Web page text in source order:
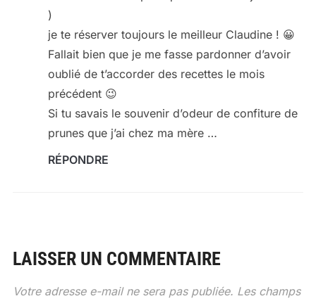
)
je te réserver toujours le meilleur Claudine ! 😀
Fallait bien que je me fasse pardonner d’avoir
oublié de t’accorder des recettes le mois
précédent 😉
Si tu savais le souvenir d’odeur de confiture de
prunes que j’ai chez ma mère …
RÉPONDRE
LAISSER UN COMMENTAIRE
Votre adresse e-mail ne sera pas publiée. Les champs